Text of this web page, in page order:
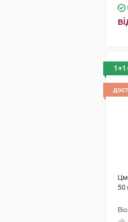
50